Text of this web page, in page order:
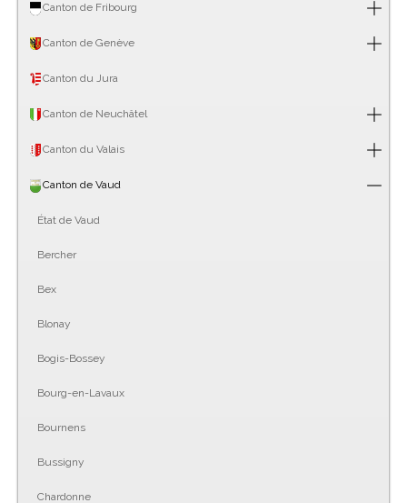
Canton de Fribourg
Canton de Genève
Canton du Jura
Canton de Neuchâtel
Canton du Valais
Canton de Vaud
État de Vaud
Bercher
Bex
Blonay
Bogis-Bossey
Bourg-en-Lavaux
Bournens
Bussigny
Chardonne